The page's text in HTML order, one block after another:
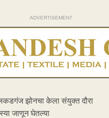
ADVERTISEMENT
लकडगंज झोनचा केला संयुक्त दौरा
जाणून घेतल्या